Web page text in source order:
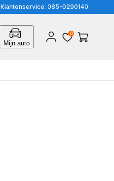
Klantenservice: 085-0290140
Mijn auto
Inloggen 0
Winkelwagen